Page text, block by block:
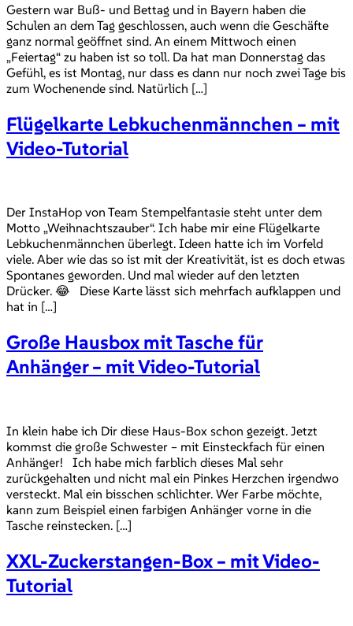
Gestern war Buß- und Bettag und in Bayern haben die
Schulen an dem Tag geschlossen, auch wenn die Geschäfte
ganz normal geöffnet sind. An einem Mittwoch einen
„Feiertag“ zu haben ist so toll. Da hat man Donnerstag das
Gefühl, es ist Montag, nur dass es dann nur noch zwei Tage bis
zum Wochenende sind. Natürlich […]
Flügelkarte Lebkuchenmännchen – mit
Video-Tutorial
Der InstaHop von Team Stempelfantasie steht unter dem
Motto „Weihnachtszauber“. Ich habe mir eine Flügelkarte
Lebkuchenmännchen überlegt. Ideen hatte ich im Vorfeld
viele. Aber wie das so ist mit der Kreativität, ist es doch etwas
Spontanes geworden. Und mal wieder auf den letzten
Drücker. 😂 Diese Karte lässt sich mehrfach aufklappen und
hat in […]
Große Hausbox mit Tasche für
Anhänger – mit Video-Tutorial
In klein habe ich Dir diese Haus-Box schon gezeigt. Jetzt
kommst die große Schwester – mit Einsteckfach für einen
Anhänger! Ich habe mich farblich dieses Mal sehr
zurückgehalten und nicht mal ein Pinkes Herzchen irgendwo
versteckt. Mal ein bisschen schlichter. Wer Farbe möchte,
kann zum Beispiel einen farbigen Anhänger vorne in die
Tasche reinstecken. […]
XXL-Zuckerstangen-Box – mit Video-
Tutorial